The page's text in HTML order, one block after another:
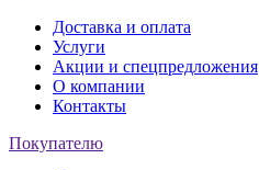
Доставка и оплата
Услуги
Акции и спецпредложения
О компании
Контакты
Покупателю